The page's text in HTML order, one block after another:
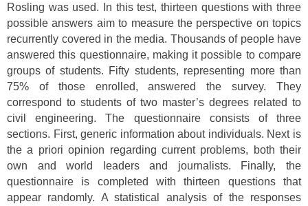
Rosling was used. In this test, thirteen questions with three
possible answers aim to measure the perspective on topics
recurrently covered in the media. Thousands of people have
answered this questionnaire, making it possible to compare
groups of students. Fifty students, representing more than
75% of those enrolled, answered the survey. They
correspond to students of two master’s degrees related to
civil engineering. The questionnaire consists of three
sections. First, generic information about individuals. Next is
the a priori opinion regarding current problems, both their
own and world leaders and journalists. Finally, the
questionnaire is completed with thirteen questions that
appear randomly. A statistical analysis of the responses